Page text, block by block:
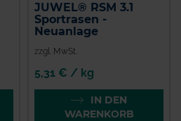
JUWEL® RSM 3.1
Sportrasen -
Neuanlage
zzgl. MwSt.
5,31 € / kg
IN DEN
WARENKORB